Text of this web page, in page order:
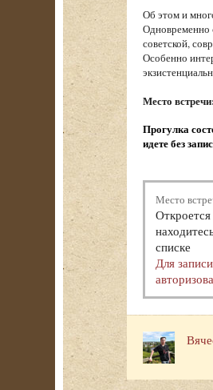
Об этом и
Одновременно
советской,
Особенно
Место
Прогулка
идете без
Место
списке
Для